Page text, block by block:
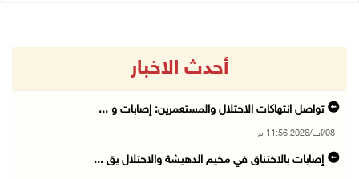
أحدث الاخبار
تواصل انتهاكات الاحتلال والمستعمرين: إصابات و ...
08/آب/2026 11:56 م
إصابات بالاختناق في مخيم الدهيشة والاحتلال يق ...